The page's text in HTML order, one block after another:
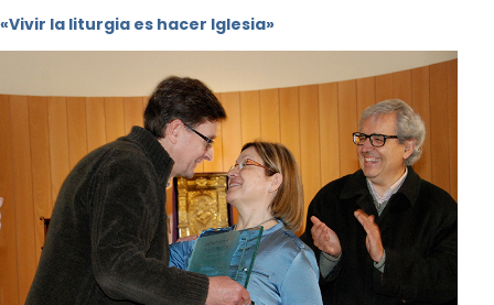
«Vivir la liturgia es hacer Iglesia»